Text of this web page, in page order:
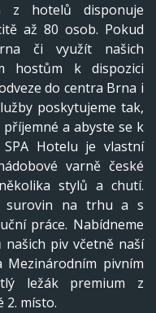
z hotelů disponuje
až 80 osob. Pokud
či využít našich
hostům k dispozici
do centra Brna i
poskytujeme tak,
a abyste se k
Hotelu je vlastní
varně české
stylů a chutí.
surovin na trhu a s
práce. Nabídneme
piv včetně naší
Mezinárodním pivním
ležák premium z
2. místo.